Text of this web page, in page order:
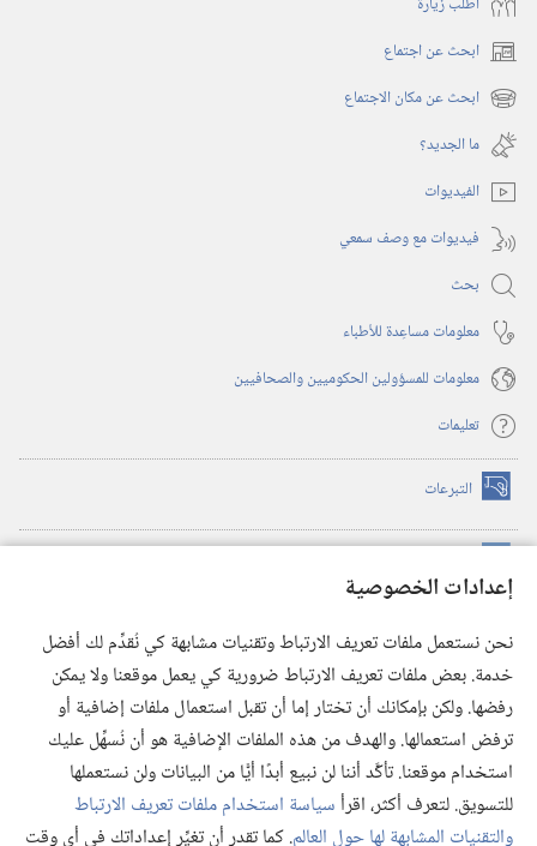
إعدادات الخصوصية
نحن نستعمل ملفات تعريف الارتباط وتقنيات مشابهة كي نُقدِّم لك أفضل
خدمة. بعض ملفات تعريف الارتباط ضرورية كي يعمل موقعنا ولا يمكن
رفضها. ولكن بإمكانك أن تختار إما أن تقبل استعمال ملفات إضافية أو
ترفض استعمالها. والهدف من هذه الملفات الإضافية هو أن نُسهِّل عليك
استخدام موقعنا. تأكَّد أننا لن نبيع أبدًا أيًّا من البيانات ولن نستعملها
للتسويق. لتعرف أكثر، اقرأسياسة استخدام ملفات تعريف الارتباط
والتقنيات المشابهة لها حول العالم. كما تقدر أن تغيِّر إعداداتك في أي وقت
ابحث عن اجتماع (يفتح
نافذة ابحث عن مكان الاجتماع (يفتح
نافذة
جديدة)
ما الجديد؟‏
الفيديوات
فيديوات مع وصف سمعي
بحث
معلومات مساعِدة للأطباء
معلومات للمسؤولين الحكوميين والصحافيين
تعليمات
التبرعات (يفتح
نافذة
(يفتح
نافذة
(يفتح
نافذة
جديدة) تطبيق ®
JW Library
مكتبة برج المراقبة